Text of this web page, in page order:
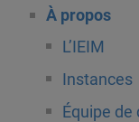
À propos
L’IEIM
Instances
Équipe de